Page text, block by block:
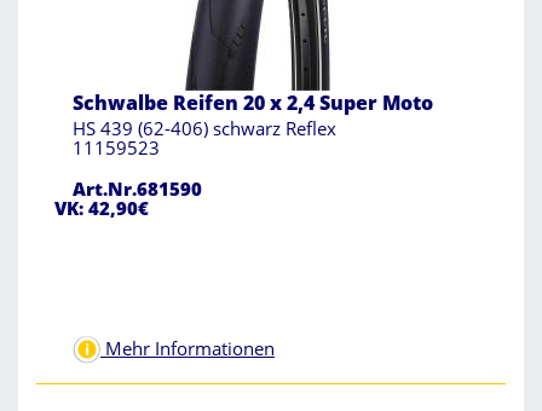
Schwalbe Reifen 20 x 2,4 Super Moto
HS 439 (62-406) schwarz Reflex
11159523
Art.Nr.681590
VK: 42,90€
Mehr Informationen